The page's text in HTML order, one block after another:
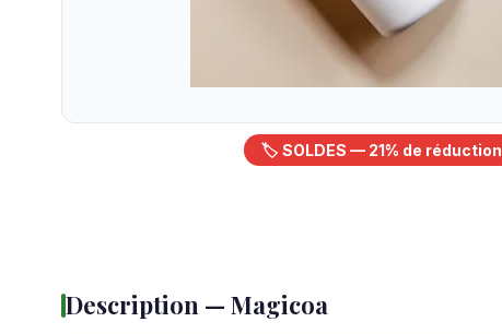
🏷️ SOLDES — 21% de réduction
Description — Magicoa